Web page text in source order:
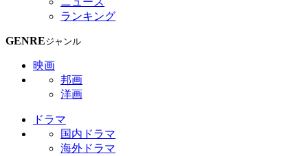
ランキング
GENREジャンル
映画
邦画
洋画
ドラマ
国内ドラマ
海外ドラマ